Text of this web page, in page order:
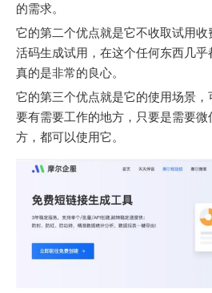
的需求。
它的第二个优点就是它不收取试用
活码生成试用，在这个任何东西几
真的是非常的良心。
它的第三个优点就是它的使用场景，
要有需要工作的地方，只要是需要
方，都可以使用它。